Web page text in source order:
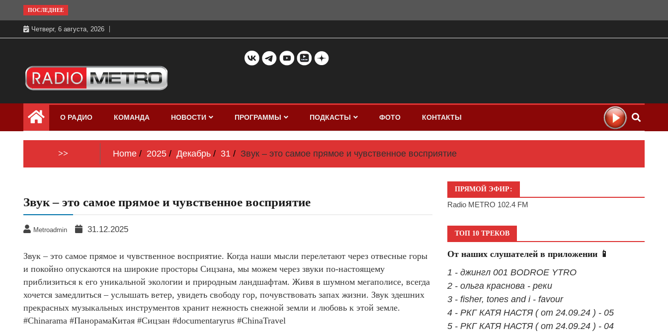
to
content
ПОСЛЕДНЕЕ
Четверг, 6 августа, 2026
Радио МЕТРО
бесплатно в хорошем качестве Санкт-
Петербург и Россия
О РАДИО КОМАНДА НОВОСТИ ПРОГРАММЫ ПОДКАСТЫ ФОТО КОНТАКТЫ
>> Home 2025 Декабрь 31 Звук – это самое прямое и чувственное восприятие
Звук – это самое прямое и чувственное восприятие
Metroadmin 31.12.2025
Звук – это самое прямое и чувственное восприятие. Когда наши мысли перелетают через отвесные горы
и покойно опускаются на широкие просторы Сицзана, мы можем через звуки по-настоящему
приблизиться к его уникальной экологии и природным ландшафтам. Живя в шумном мегаполисе, всегда
хочется замедлиться – услышать ветер, увидеть свободу гор, почувствовать запах жизни. Звук здешних
прекрасных музыкальных инструментов хранит нежность снежной земли и любовь к этой земле.
#Chinarama #ПанорамаКитая #Сицзан #documentaryrus #ChinaTravel
ПРЯМОЙ ЭФИР:
Radio METRO 102.4 FM
ТОП 10 ТРЕКОВ
От наших слушателей в приложении 📱
1 - джингл 001 BODROE YTRO
2 - ольга краснова - реки
3 - fisher, tones and i - favour
4 - РКГ КАТЯ НАСТЯ ( от 24.09.24 ) - 05
5 - РКГ КАТЯ НАСТЯ ( от 24.09.24 ) - 04